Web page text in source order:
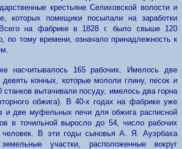
крестьяне Селиховской волости и
которых помещики посылали на заработки
на фабрике в 1828 г. было свыше 120
по тому времени, означало принадлежность к
насчитывалось 165 рабочих. Имелось две
конных, которые мололи глину, песок и
станков вытачивали посуду, имелось два горна
обжига). В 40-х годах на фабрике уже
и две муфельных печи для обжига расписной
в точильной выросло до 54, число рабочих
человек. В эти годы сыновья А. Я. Ауэрбаха
участки, расположенные вокруг